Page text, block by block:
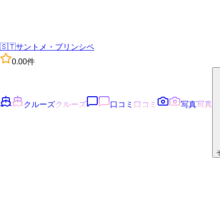
🇸🇹サントメ・プリンシペ
0.00件
クルーズクルーズ 口コミ 口コミ 写真写真